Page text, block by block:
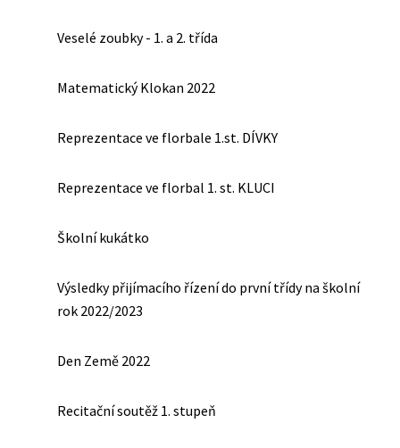
Veselé zoubky - 1. a 2. třída
Matematický Klokan 2022
Reprezentace ve florbale 1.st. DÍVKY
Reprezentace ve florbal 1. st. KLUCI
Školní kukátko
Výsledky přijímacího řízení do první třídy na školní
rok 2022/2023
Den Země 2022
Recitační soutěž 1. stupeň